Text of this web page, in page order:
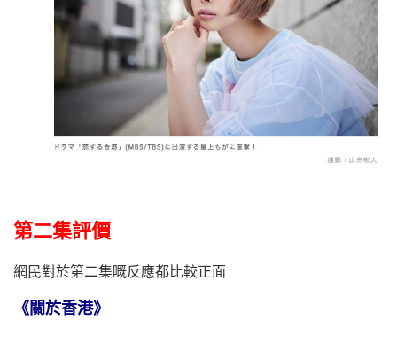
第二集評價
網民對於第二集嘅反應都比較正面
《關於香港》